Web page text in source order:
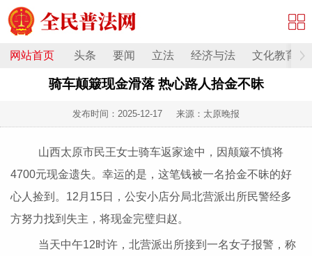
网站首页 头条 要闻 立法 经济与法 文化教育
骑车颠簸现金滑落 热心路人拾金不昧
发布时间： 2025-12-17 来源：太原晚报
山西太原市民王女士骑车返家途中，因颠簸不慎将
4700元现金遗失。幸运的是，这笔钱被一名拾金不昧的好
心人捡到。12月15日，公安小店分局北营派出所民警经多
方努力找到失主，将现金完璧归赵。
当天中午12时许，北营派出所接到一名女子报警，称